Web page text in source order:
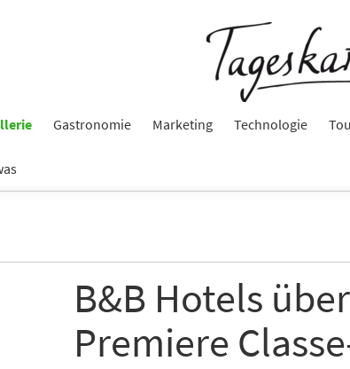
Gastronomie Marketing Technologie
B&B Hotels
Premiere